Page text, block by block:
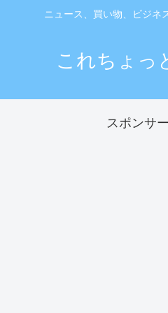
ニュース、買い物、ビジネ
これちょっ
スポンサ